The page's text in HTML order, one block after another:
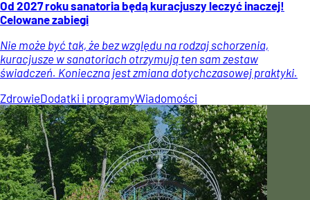
Od 2027 roku sanatoria będą kuracjuszy leczyć inaczej!
Celowane zabiegi
Nie może być tak, że bez względu na rodzaj schorzenia,
kuracjusze w sanatoriach otrzymują ten sam zestaw
świadczeń. Konieczna jest zmiana dotychczasowej praktyki.
ZdrowieDodatki i programyWiadomości